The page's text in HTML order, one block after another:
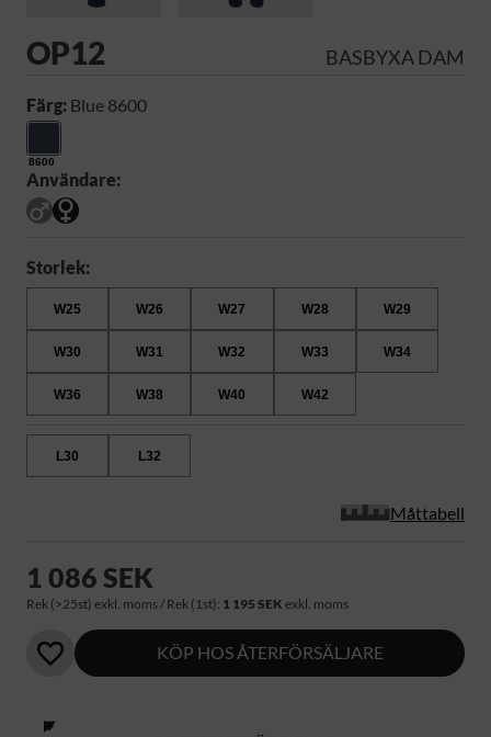
OP12 BASBYXA DAM
Färg: Blue 8600
8600
Användare:
Storlek:
W25 W26 W27 W28 W29
W30 W31 W32 W33 W34
W36 W38 W40 W42
L30 L32
Måttabell
1 086 SEK
Rek (>25st) exkl. moms / Rek (1st): 1 195 SEK exkl. moms
KÖP HOS ÅTERFÖRSÄLJARE